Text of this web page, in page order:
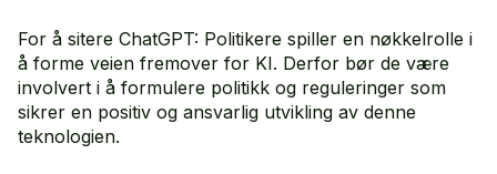
For å sitere ChatGPT: Politikere spiller en nøkkelrolle i
å forme veien fremover for KI. Derfor bør de være
involvert i å formulere politikk og reguleringer som
sikrer en positiv og ansvarlig utvikling av denne
teknologien.